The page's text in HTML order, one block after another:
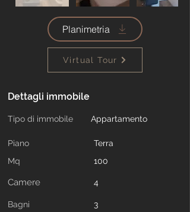
Planimetria
Virtual Tour
Dettagli immobile
Tipo di immobile Appartamento
Terra
Piano
Mq
100
Camere 4
Bagni 3